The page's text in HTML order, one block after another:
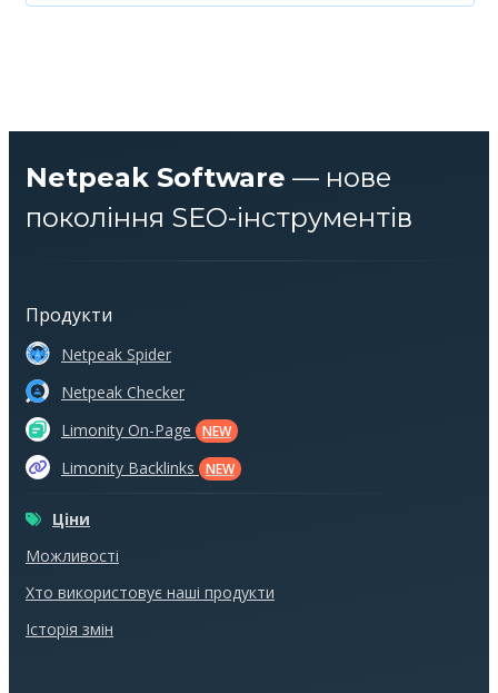
Netpeak Software — нове
покоління SEO-інструментів
Продукти
Netpeak Spider
Netpeak Checker
Limonity On-Page
NEW
Limonity Backlinks NEW
Ціни
Можливості
Хто використовує наші продукти
Історія змін